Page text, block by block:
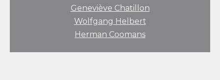
Geneviève Chatillon
Wolfgang Helbert
Herman Coomans